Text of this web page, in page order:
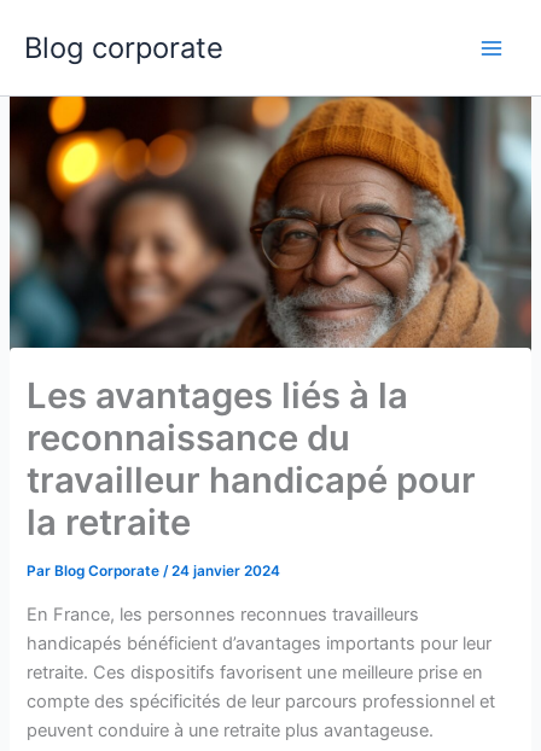
Blog corporate
Les avantages liés à la
reconnaissance du
travailleur handicapé pour
la retraite
Par Blog Corporate/24 janvier 2024
En France, les personnes reconnues travailleurs
handicapés bénéficient d’avantages importants pour leur
retraite. Ces dispositifs favorisent une meilleure prise en
compte des spécificités de leur parcours professionnel et
peuvent conduire à une retraite plus avantageuse.